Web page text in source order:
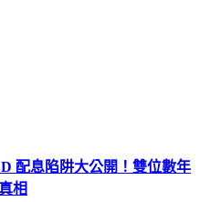
配息陷阱大公開！雙位數年
相